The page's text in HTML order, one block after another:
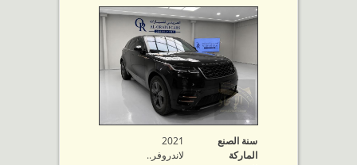
سنة الصنع
2021
الماركة
لاندروفر..